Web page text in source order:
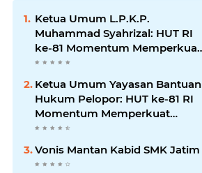
Ketua Umum L.P.K.P.
Muhammad Syahrizal: HUT RI
ke-81 Momentum Memperkuat
Persatuan dan Keadilan bagi
Ketua Umum Yayasan Bantuan
Hukum Pelopor: HUT ke-81 RI
Momentum Memperkuat
Keadilan, Persatuan, dan
Vonis Mantan Kabid SMK Jatim